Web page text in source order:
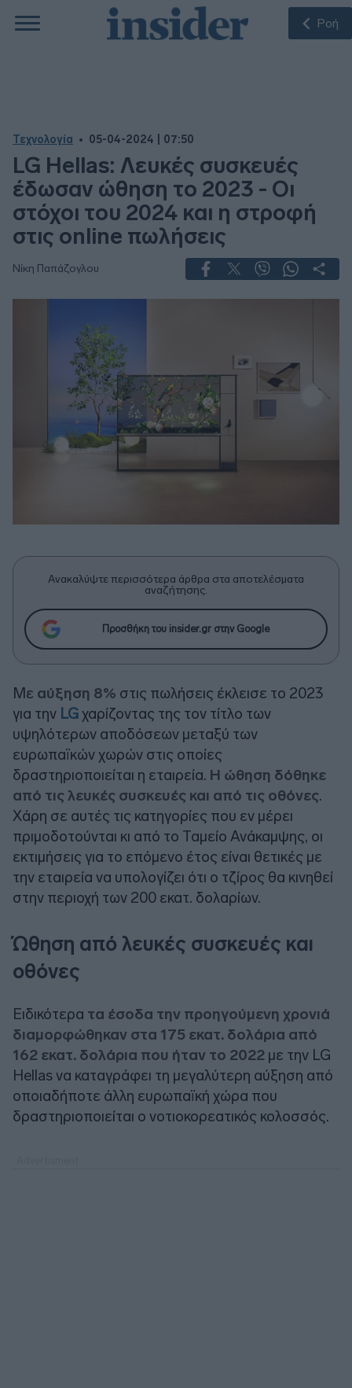
Ροή
Τεχνολογία 05-04-2024 | 07:50
LG Hellas: Λευκές συσκευές
έδωσαν ώθηση το 2023 - Οι
στόχοι του 2024 και η στροφή
στις online πωλήσεις
Νίκη Παπάζογλου
Ανακαλύψτε περισσότερα άρθρα στα αποτελέσματα
αναζήτησης.
Προσθήκη του insider.gr στην Google
Με αύξηση 8% στις πωλήσεις έκλεισε το 2023
για την LGχαρίζοντας της τον τίτλο των
υψηλότερων αποδόσεων μεταξύ των
ευρωπαϊκών χωρών στις οποίες
δραστηριοποιείται η εταιρεία. Η ώθηση δόθηκε
από τις λευκές συσκευές και από τις οθόνες.
Χάρη σε αυτές τις κατηγορίες που εν μέρει
πριμοδοτούνται κι από το Ταμείο Ανάκαμψης, οι
εκτιμήσεις για το επόμενο έτος είναι θετικές με
την εταιρεία να υπολογίζει ότι ο τζίρος θα κινηθεί
στην περιοχή των 200 εκατ. δολαρίων.
Ώθηση από λευκές συσκευές και
οθόνες
Ειδικότερα τα έσοδα την προηγούμενη χρονιά
διαμορφώθηκαν στα 175 εκατ. δολάρια από
162 εκατ. δολάρια που ήταν το 2022 με την LG
Hellas να καταγράφει τη μεγαλύτερη αύξηση από
οποιαδήποτε άλλη ευρωπαϊκή χώρα που
δραστηριοποιείται o νοτιοκορεατικός κολοσσός.